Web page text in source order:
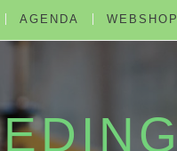
AGENDA WEBSHOP